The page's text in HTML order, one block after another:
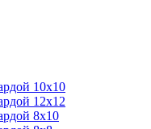
10х10
12х12
8х10